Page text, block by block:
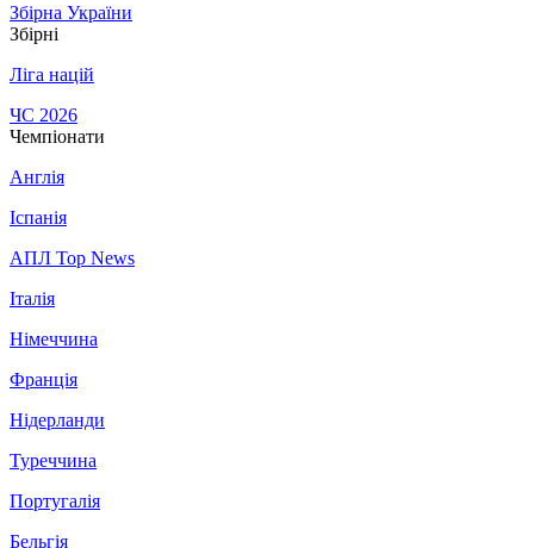
Збірна України
Збірні
Ліга націй
ЧС 2026
Чемпіонати
Англія
Іспанія
АПЛ Top News
Італія
Німеччина
Франція
Нідерланди
Туреччина
Португалія
Бельгія